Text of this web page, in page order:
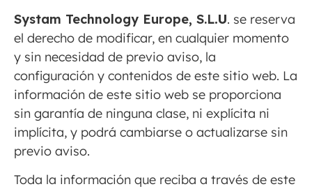
Systam Technology Europe, S.L.U. se reserva
el derecho de modificar, en cualquier momento
y sin necesidad de previo aviso, la
configuración y contenidos de este sitio web. La
información de este sitio web se proporciona
sin garantía de ninguna clase, ni explícita ni
implícita, y podrá cambiarse o actualizarse sin
previo aviso.
Toda la información que reciba a través de este